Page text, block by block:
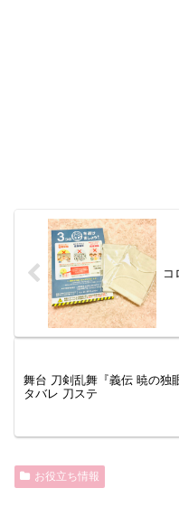
コ
舞台 刀剣乱舞『義伝 暁の独
タバレ 刀ステ
お役立ち情報